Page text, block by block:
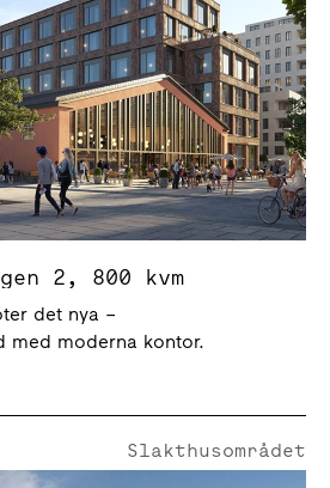
Hallmästarvägen 2, 800 kvm
det nya –
med moderna kontor.
Slakthusområdet